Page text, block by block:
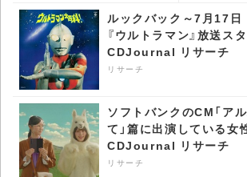
ルックバック～7月17
『ウルトラマン』放送ス
CDJournal リサーチ
リサーチ
ソフトバンクのCM「ア
て」篇に出演している女
CDJournal リサーチ
リサーチ